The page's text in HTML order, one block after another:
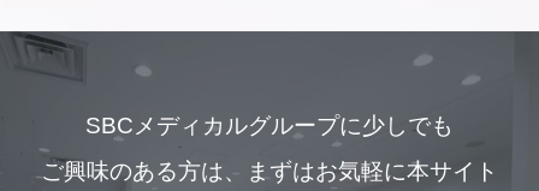
SBCメディカルグループに少しでも
ご興味のある方は、 まずはお気軽に本サイト